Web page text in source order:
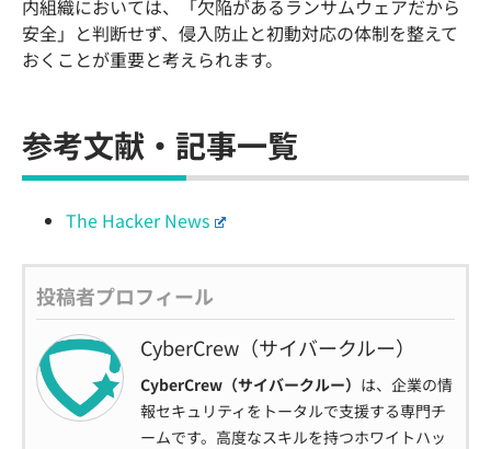
内組織においては、「欠陥があるランサムウェアだから
安全」と判断せず、侵入防止と初動対応の体制を整えて
おくことが重要と考えられます。
参考文献・記事一覧
The Hacker News
投稿者プロフィール
CyberCrew（サイバークルー）
CyberCrew（サイバークルー） は、企業の情
報セキュリティをトータルで支援する専門チ
ームです。高度なスキルを持つホワイトハッ